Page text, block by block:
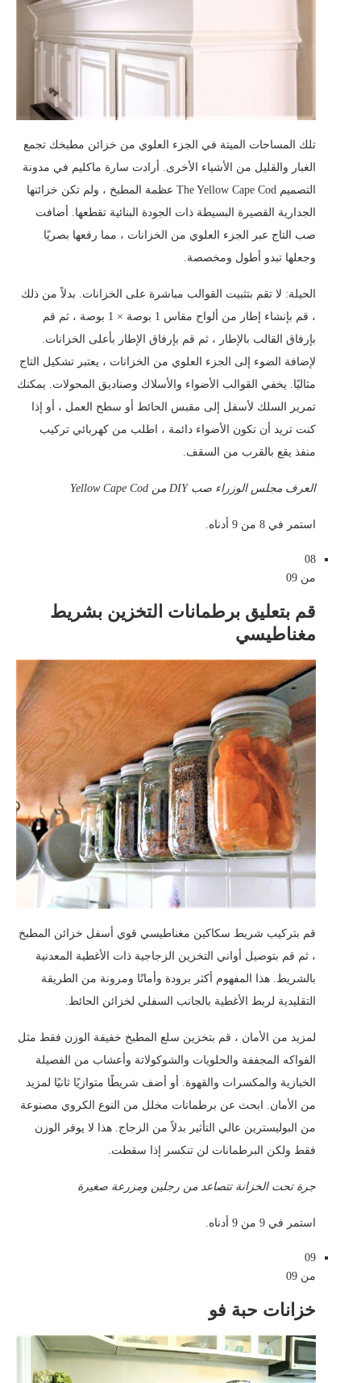
تلك المساحات الميتة في الجزء العلوي من خزائن مطبخك تجمع
الغبار والقليل من الأشياء الأخرى. أرادت سارة ماكليم في مدونة
التصميم The Yellow Cape Cod عظمة المطبخ ، ولم تكن خزائنها
الجدارية القصيرة البسيطة ذات الجودة البنائية تقطعها. أضافت
صب التاج عبر الجزء العلوي من الخزانات ، مما رفعها بصريًا
وجعلها تبدو أطول ومخصصة.
الحيلة: لا تقم بتثبيت القوالب مباشرة على الخزانات. بدلاً من ذلك
، قم بإنشاء إطار من ألواح مقاس 1 بوصة × 1 بوصة ، ثم قم
بإرفاق القالب بالإطار ، ثم قم بإرفاق الإطار بأعلى الخزانات.
لإضافة الضوء إلى الجزء العلوي من الخزانات ، يعتبر تشكيل التاج
مثاليًا. يخفي القوالب الأضواء والأسلاك وصناديق المحولات. يمكنك
تمرير السلك لأسفل إلى مقبس الحائط أو سطح العمل ، أو إذا
كنت تريد أن تكون الأضواء دائمة ، اطلب من كهربائي تركيب
منفذ يقع بالقرب من السقف.
العرف مجلس الوزراء صب DIY من Yellow Cape Cod
استمر في 8 من 9 أدناه.
08
من 09
قم بتعليق برطمانات التخزين بشريط
مغناطيسي
قم بتركيب شريط سكاكين مغناطيسي قوي أسفل خزائن المطبخ
، ثم قم بتوصيل أواني التخزين الزجاجية ذات الأغطية المعدنية
بالشريط. هذا المفهوم أكثر برودة وأمانًا ومرونة من الطريقة
التقليدية لربط الأغطية بالجانب السفلي لخزائن الحائط.
لمزيد من الأمان ، قم بتخزين سلع المطبخ خفيفة الوزن فقط مثل
الفواكه المجففة والحلويات والشوكولاتة وأعشاب من الفصيلة
الخبازية والمكسرات والقهوة. أو أضف شريطًا متوازيًا ثانيًا لمزيد
من الأمان. ابحث عن برطمانات مخلل من النوع الكروي مصنوعة
من البوليسترين عالي التأثير بدلاً من الزجاج. هذا لا يوفر الوزن
فقط ولكن البرطمانات لن تنكسر إذا سقطت.
جرة تحت الخزانة تتصاعد من رجلين ومزرعة صغيرة
استمر في 9 من 9 أدناه.
09
من 09
خزانات حبة فو